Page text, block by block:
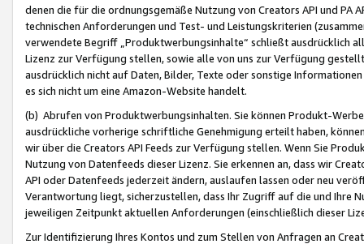
denen die für die ordnungsgemäße Nutzung von Creators API und PA
technischen Anforderungen und Test- und Leistungskriterien
verwendete Begriff „Produktwerbungsinhalte“ schließt ausdrücklich
Lizenz zur Verfügung stellen, sowie alle von uns zur Verfügung
ausdrücklich nicht auf Daten, Bilder, Texte oder sonstige
es sich nicht um eine Amazon-Website handelt.
(b) Abrufen von Produktwerbungsinhalten. Sie können Produkt-
ausdrückliche vorherige schriftliche Genehmigung erteilt haben,
wir über die Creators API Feeds zur Verfügung stellen. Wenn Sie
Nutzung von Datenfeeds dieser Lizenz. Sie erkennen an, dass wir
API oder Datenfeeds jederzeit ändern, auslaufen lassen oder neu
Verantwortung liegt, sicherzustellen, dass Ihr Zugriff auf die und Ihre
jeweiligen Zeitpunkt aktuellen Anforderungen (einschließlich dieser
Zur Identifizierung Ihres Kontos und zum Stellen von Anfragen an